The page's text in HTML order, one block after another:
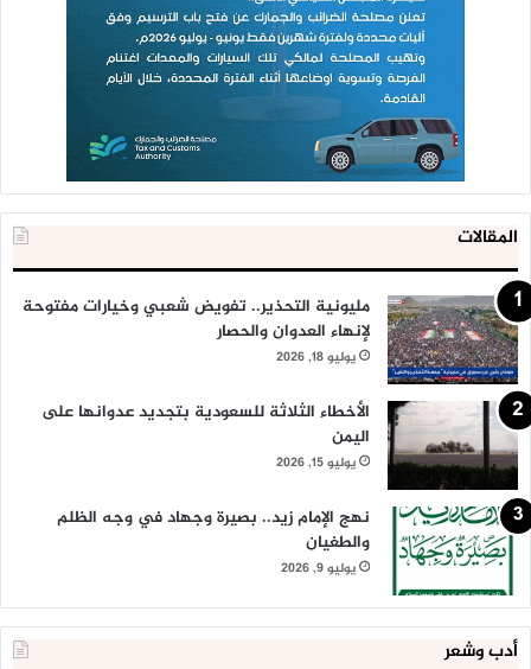
المقالات
مليونية التحذير.. تفويض شعبي وخيارات مفتوحة
لإنهاء العدوان والحصار
يوليو 18, 2026
الأخطاء الثلاثة للسعودية بتجديد عدوانها على
اليمن
يوليو 15, 2026
نهج الإمام زيد.. بصيرة وجهاد في وجه الظلم
والطغيان
يوليو 9, 2026
أدب وشعر